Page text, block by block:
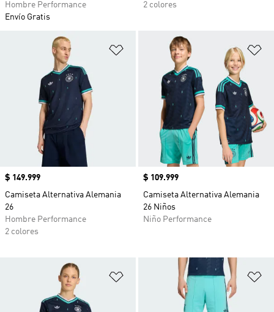
Hombre Performance
Envío Gratis
2 colores
Añadir a la lista de deseos
Precio
$ 149.999
Camiseta Alternativa Alemania
26
Hombre Performance
2 colores
Precio
$ 109.999
Camiseta Alternativa Alemania
26 Niños
Niño Performance
Añadir a la lista de deseos